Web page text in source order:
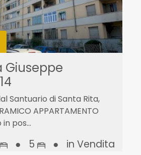
Giuseppe
Santuario di Santa Rita,
APPARTAMENTO
pos...
● 5 ● in Vendita